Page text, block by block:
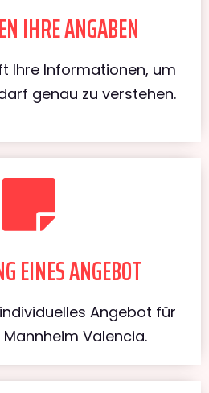
IHRE ANGABEN
Ihre Informationen, um
genau zu verstehen.
EINES ANGEBOT
Angebot für
Valencia.